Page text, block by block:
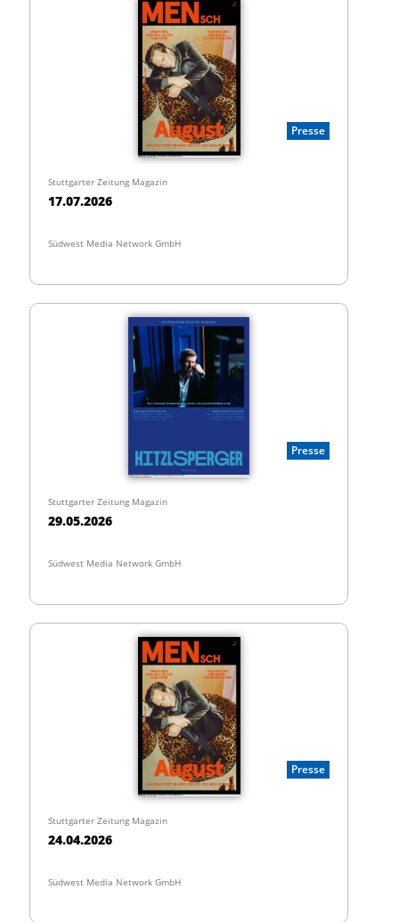
Presse
Stuttgarter Zeitung Magazin
17.07.2026
Südwest Media Network GmbH
Presse
Stuttgarter Zeitung Magazin
29.05.2026
Südwest Media Network GmbH
Presse
Stuttgarter Zeitung Magazin
24.04.2026
Südwest Media Network GmbH